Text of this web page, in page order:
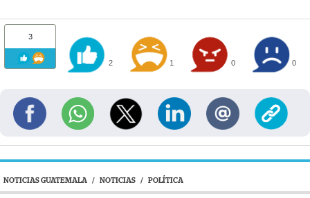
3
2 1 0 0
NOTICIAS GUATEMALA / NOTICIAS / POLÍTICA